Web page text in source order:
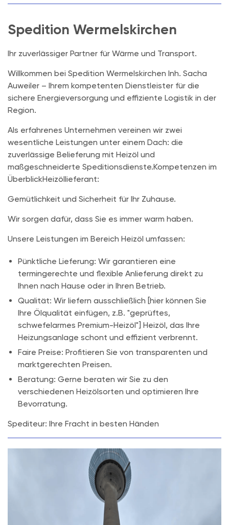
Spedition Wermelskirchen
Ihr zuverlässiger Partner für Wärme und Transport.
Willkommen bei Spedition Wermelskirchen Inh. Sacha
Auweiler – Ihrem kompetenten Dienstleister für die
sichere Energieversorgung und effiziente Logistik in der
Region.
Als erfahrenes Unternehmen vereinen wir zwei
wesentliche Leistungen unter einem Dach: die
zuverlässige Belieferung mit Heizöl und
maßgeschneiderte Speditionsdienste.Kompetenzen im
ÜberblickHeizöllieferant:
Gemütlichkeit und Sicherheit für Ihr Zuhause.
Wir sorgen dafür, dass Sie es immer warm haben.
Unsere Leistungen im Bereich Heizöl umfassen:
Pünktliche Lieferung: Wir garantieren eine
termingerechte und flexible Anlieferung direkt zu
Ihnen nach Hause oder in Ihren Betrieb.
Qualität: Wir liefern ausschließlich [hier können Sie
Ihre Ölqualität einfügen, z.B. "geprüftes,
schwefelarmes Premium-Heizöl"] Heizöl, das Ihre
Heizungsanlage schont und effizient verbrennt.
Faire Preise: Profitieren Sie von transparenten und
marktgerechten Preisen.
Beratung: Gerne beraten wir Sie zu den
verschiedenen Heizölsorten und optimieren Ihre
Bevorratung.
Spediteur: Ihre Fracht in besten Händen